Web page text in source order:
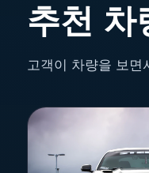
추천 차
고객이 차량을 보면